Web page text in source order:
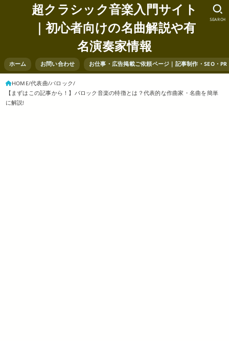
超クラシック音楽入門サイト
｜初心者向けの名曲解説や有
名演奏家情報
ホーム お問い合わせ お仕事・広告掲載ご依頼ページ｜記事制作・SEO・
SEARCH
HOME 代表曲 バロック
【まずはこの記事から！】バロック音楽の特徴とは？代表的な作曲家・名曲を簡単
に解説!